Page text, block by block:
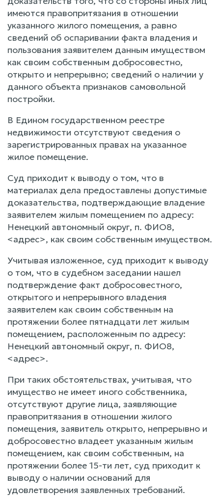
имеются правопритязания в отношении
указанного жилого помещения, а равно
сведений об оспаривании факта владения и
пользования заявителем данным имуществом
как своим собственным добросовестно,
открыто и непрерывно; сведений о наличии у
данного объекта признаков самовольной
постройки.
В Едином государственном реестре
недвижимости отсутствуют сведения о
зарегистрированных правах на указанное
жилое помещение.
Суд приходит к выводу о том, что в
материалах дела предоставлены допустимые
доказательства, подтверждающие владение
заявителем жилым помещением по адресу:
Ненецкий автономный округ, п. ФИО8,
<адрес>, как своим собственным имуществом.
Учитывая изложенное, суд приходит к выводу
о том, что в судебном заседании нашел
подтверждение факт добросовестного,
открытого и непрерывного владения
заявителем как своим собственным на
протяжении более пятнадцати лет жилым
помещением, расположенным по адресу:
Ненецкий автономный округ, п. ФИО8,
<адрес>.
При таких обстоятельствах, учитывая, что
имущество не имеет иного собственника,
отсутствуют другие лица, заявляющие
правопритязания в отношении жилого
помещения, заявитель открыто, непрерывно и
добросовестно владеет указанным жилым
помещением, как своим собственным, на
протяжении более 15-ти лет, суд приходит к
выводу о наличии оснований для
удовлетворения заявленных требований.